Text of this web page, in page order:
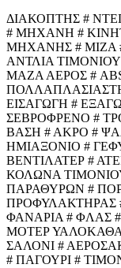
ΔΙΑΚΟΠΤΗΣ #
# ΜΗΧΑΝΗ #
ΜΗΧΑΝΗΣ # ΜΙΖΑ
ΑΝΤΛΙΑ
ΜΑΖΑ ΑΕΡΟΣ #
ΕΙΣΑΓΩΓΗ #
ΣΕΒΡΟΦΡΕΝΟ #
ΒΑΣΗ # ΑΚΡΟ #
ΗΜΙΑΞΟΝΙΟ #
ΒΕΝΤΙΛΑΤΕΡ #
ΚΟΛΩΝΑ
ΠΑΡΑΘΥΡΩΝ #
ΠΡΟΦΥΛΑΚΤΗΡΑΣ
ΦΑΝΑΡΙΑ # ΦΛΑΣ
ΜΟΤΕΡ
ΣΑΛΟΝΙ #
# ΠΑΓΟΥΡΙ #